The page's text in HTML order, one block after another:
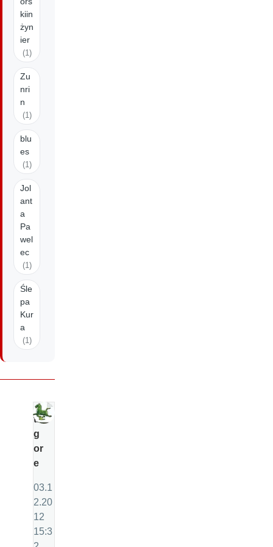
kiin
żyn
ier
(1)
Zu
nri
n
(1)
blu
es
(1)
Jol
ant
a
Pa
wel
ec
(1)
Śle
pa
Kur
a
(1)
ta
g
or
e
03.1
2.20
12
15:3